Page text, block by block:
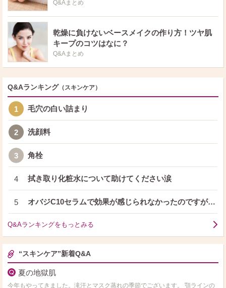
Q&Aまとめ
乾燥に負けないベースメイクの作り方！ツヤ肌
キープのコツはなに？
Q&Aまとめ
Q&Aランキング （スキンケア）
1 毛穴の白い詰まり
2 洗顔料
3 角栓
4 拭き取り化粧水について助けてください涙
5 オバジC10セラムで効果が感じられなかったのですが…
Q&Aランキングをもっとみる
“スキンケア”新着Q&A
夏の地獄肌
今年もやってきました。滝汗とマスク蒸れの季節でございます。 顎ラインの